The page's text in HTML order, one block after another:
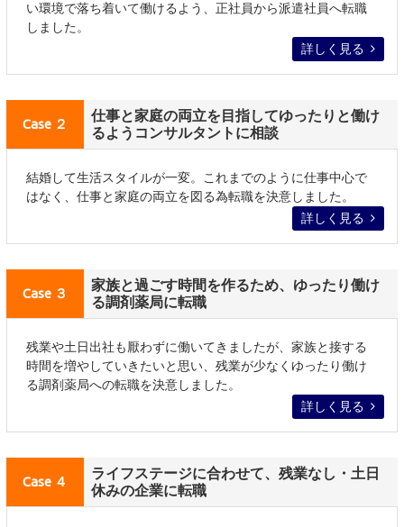
い環境で落ち着いて働けるよう、正社員から派遣社員へ転職
しました。
詳しく見る
Case ２
仕事と家庭の両立を目指してゆったりと働け
るようコンサルタントに相談
結婚して生活スタイルが一変。これまでのように仕事中心で
はなく、仕事と家庭の両立を図る為転職を決意しました。
詳しく見る
Case ３
家族と過ごす時間を作るため、ゆったり働け
る調剤薬局に転職
残業や土日出社も厭わずに働いてきましたが、家族と接する
時間を増やしていきたいと思い、残業が少なくゆったり働け
る調剤薬局への転職を決意しました。
詳しく見る
Case ４
ライフステージに合わせて、残業なし・土日
休みの企業に転職